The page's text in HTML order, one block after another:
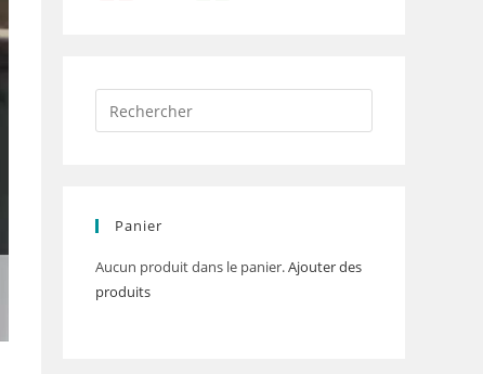
Panier
Aucun produit dans le panier.Ajouter des
produits